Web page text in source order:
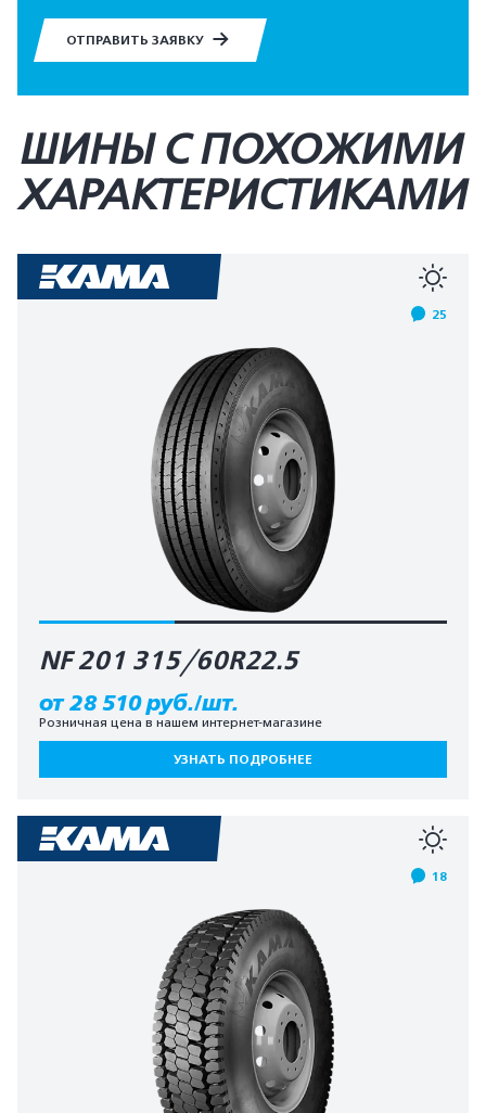
ОТПРАВИТЬ ЗАЯВКУ
ШИНЫ С ПОХОЖИМИ
ХАРАКТЕРИСТИКАМИ
25
NF 201 315/60R22.5
от 28 510 руб./шт.
Розничная цена в нашем интернет-магазине
УЗНАТЬ ПОДРОБНЕЕ
18